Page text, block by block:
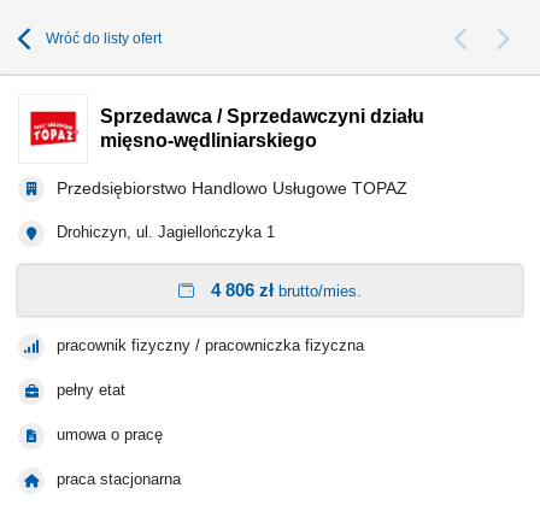
Wróć do listy ofert
Sprzedawca / Sprzedawczyni działu
mięsno-wędliniarskiego
Przedsiębiorstwo Handlowo Usługowe TOPAZ
Drohiczyn, ul. Jagiellończyka 1
4 806 zł brutto/mies.
pracownik fizyczny / pracowniczka fizyczna
pełny etat
umowa o pracę
praca stacjonarna